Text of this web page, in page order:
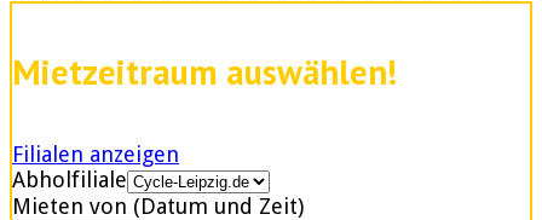
Mietzeitraum auswählen!
Filialen anzeigen
Abholfiliale
Mieten von (Datum und Zeit)